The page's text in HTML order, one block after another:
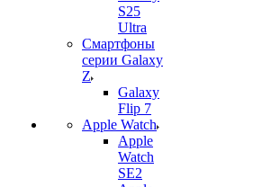
S25
Ultra
Смартфоны
серии Galaxy
Z
Galaxy
Flip 7
Apple Watch
Apple
Watch
SE2